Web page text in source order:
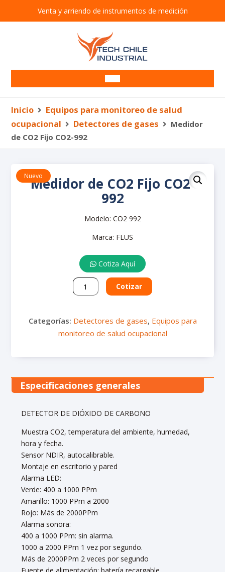
Venta y arriendo de instrumentos de medición
Venta de equipos
Alcotest
Detectores de Fugas
Detectores
Dosímetros de ruido
Luxómetros
Medidores de estrés térmico
Sonómetros
Calibradores de ruido
Vibrómetros
Equipos Ambientales
Detectores
Estaciones meteorológicas
Muestreador de partículas
Multiparámetros
Pluviómetro
Tren de muestreo
Medidores de calidad del agua
Inicio
Equipos para monitoreo de salud
ocupacional
Detectores de gases
Medidor
de CO2 Fijo CO2-992
Nuevo
Medidor de CO2 Fijo CO2-
992
Modelo: CO2 992
Marca: FLUS
Categorías: Detectores de gases, Equipos para
monitoreo de salud ocupacional
Cotiza Aquí
Medidor
de
Fijo
CO2-
Cotizar
Especificaciones generales
DETECTOR DE DIÓXIDO DE CARBONO
Muestra CO2, temperatura del ambiente, humedad,
hora y fecha.
Sensor NDIR, autocalibrable.
Montaje en escritorio y pared
Alarma LED:
Verde: 400 a 1000 PPm
Amarillo: 1000 PPm a 2000
Rojo: Más de 2000PPm
Alarma sonora:
400 a 1000 PPm: sin alarma.
1000 a 2000 PPm 1 vez por segundo.
Más de 2000PPm 2 veces por segundo